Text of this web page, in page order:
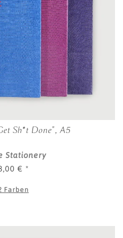
Sh*t Done", A5
Stationery
€ *
Farben